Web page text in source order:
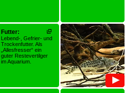
Futter:
Lebend-, Gefrier- und
Trockenfutter. Als
„Allesfresser“ ein
guter Restevertilger
im Aquarium.